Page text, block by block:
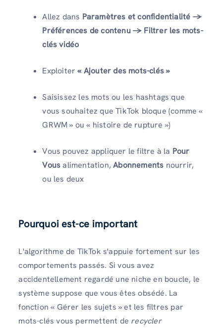
Allez dans Paramètres et confidentialité →
Préférences de contenu → Filtrer les mots-
clés vidéo
Exploiter« Ajouter des mots-clés »
Saisissez les mots ou les hashtags que
vous souhaitez que TikTok bloque (comme «
GRWM » ou « histoire de rupture »)
Vous pouvez appliquer le filtre à la Pour
Vousalimentation,Abonnements nourrir,
ou les deux
Pourquoi est-ce important
L'algorithme de TikTok s'appuie fortement sur les
comportements passés. Si vous avez
accidentellement regardé une niche en boucle, le
système suppose que vous êtes obsédé. La
fonction « Gérer les sujets » et les filtres par
mots-clés vous permettent de recycler